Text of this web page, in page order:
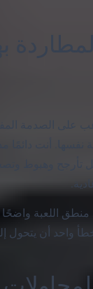
اللعبة
واحد أن يتحول